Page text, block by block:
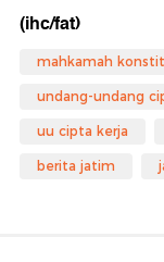
(ihc/fat)
mahkamah
undang-undang
uu cipta kerja
berita jatim